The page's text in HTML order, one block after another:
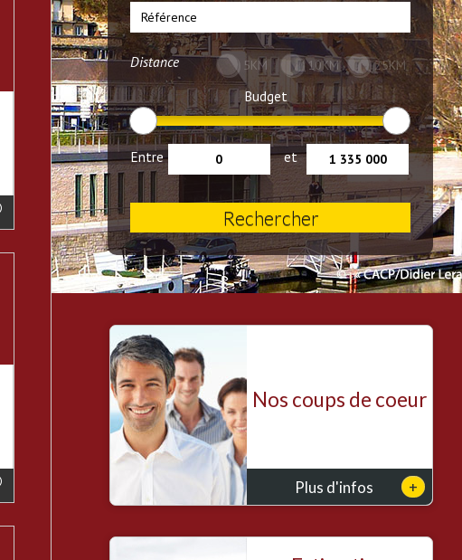
Distance 5KM 10KM 25KM
Budget
Entre et
Rechercher
Nos coups de coeur
Plus d'infos +